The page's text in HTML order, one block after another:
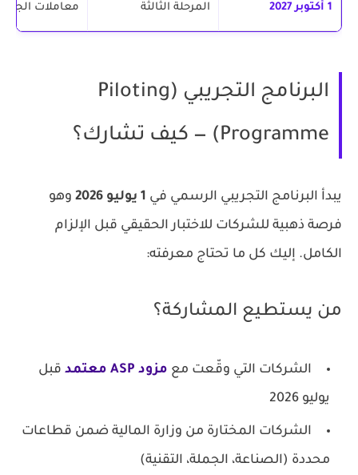
1 أكتوبر 2027 المرحلة الثالثة معاملات
البرنامج التجريبي (Piloting
Programme) — كيف تشارك؟
يبدأ البرنامج التجريبي الرسمي في 1 يوليو 2026
وهو
فرصة ذهبية للشركات للاختبار الحقيقي قبل الإلزام
الكامل. إليك كل ما تحتاج معرفته:
من يستطيع المشاركة؟
الشركات التي وقّعت مع مزود ASP معتمد
قبل
يوليو 2026
الشركات المختارة من وزارة المالية ضمن قطاعات
محددة (الصناعة، الجملة، التقنية)